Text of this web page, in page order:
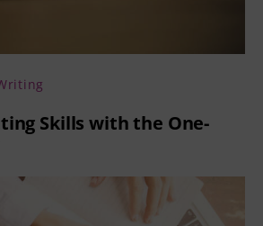
Skills with the One-